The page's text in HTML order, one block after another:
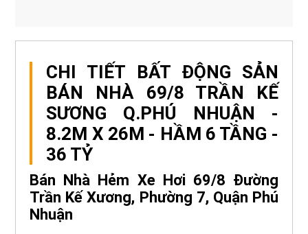
CHI TIẾT BẤT ĐỘNG SẢN
BÁN NHÀ 69/8 TRẦN KẾ
SƯƠNG Q.PHÚ NHUẬN -
8.2M X 26M - HẦM 6 TẦNG -
36 TỶ
Bán Nhà Hẻm Xe Hơi 69/8 Đường
Trần Kế Xương, Phường 7, Quận Phú
Nhuận